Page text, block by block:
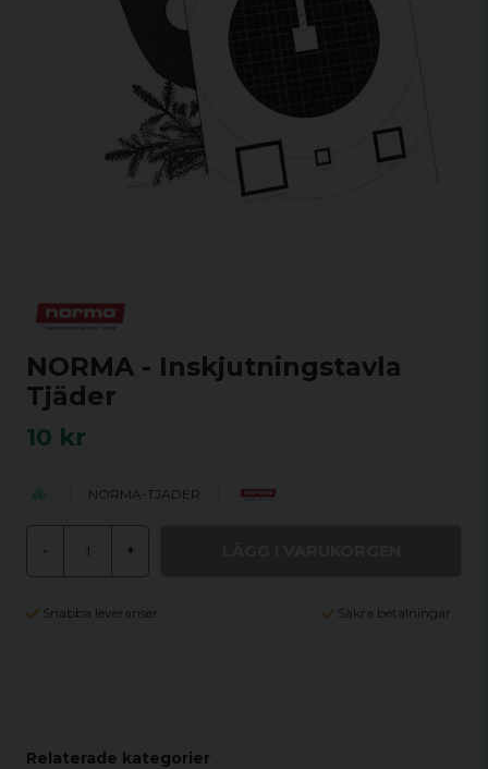
NORMA - Inskjutningstavla
Tjäder
10 kr
NORMA-TJADER
- +
Snabba leveranser Säkra betalningar
Relaterade kategorier